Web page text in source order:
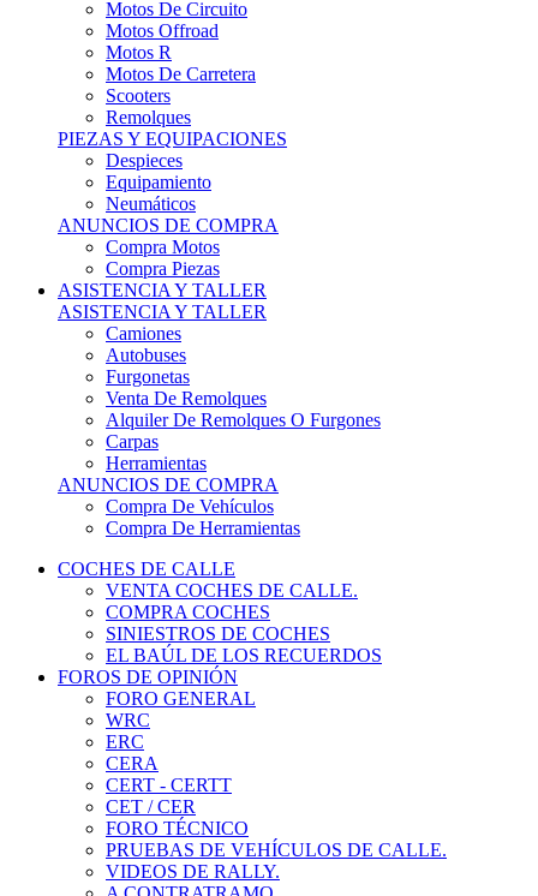
Motos R
Motos De Carretera
Scooters
Remolques
PIEZAS Y EQUIPACIONES
Despieces
Equipamiento
Neumáticos
ANUNCIOS DE COMPRA
Compra Motos
Compra Piezas
ASISTENCIA Y TALLER
ASISTENCIA Y TALLER
Camiones
Autobuses
Furgonetas
Venta De Remolques
Alquiler De Remolques O Furgones
Carpas
Herramientas
ANUNCIOS DE COMPRA
Compra De Vehículos
Compra De Herramientas
COCHES DE CALLE
VENTA COCHES DE CALLE.
COMPRA COCHES
SINIESTROS DE COCHES
EL BAÚL DE LOS RECUERDOS
FOROS DE OPINIÓN
FORO GENERAL
WRC
ERC
CERA
CERT - CERTT
CET / CER
FORO TÉCNICO
PRUEBAS DE VEHÍCULOS DE CALLE.
VIDEOS DE RALLY.
A CONTRATRAMO
TIENDA ONLINE